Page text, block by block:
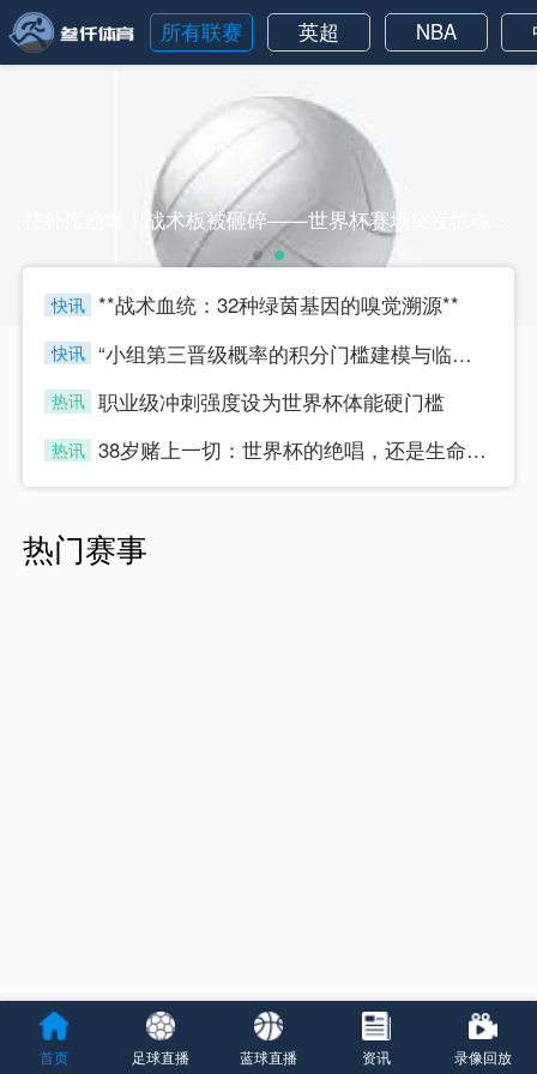
所有联赛 英超 NBA
快讯
**战术血统：32种绿茵基因的嗅觉溯源**
快讯
“小组第三晋级概率的积分门槛建模与临界值判定研究”
热讯 职业级冲刺强度设为世界杯体能硬门槛
热讯
38岁赌上一切：世界杯的绝唱，还是生命的最后冲刺？
热门赛事
首页 足球直播 蓝球直播 资讯 录像回放